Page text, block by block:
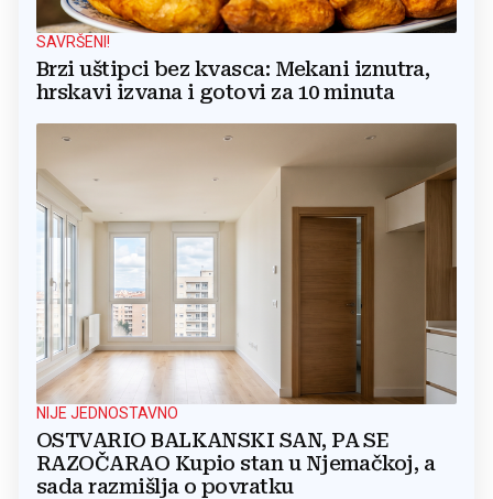
SAVRŠENI!
Brzi uštipci bez kvasca: Mekani iznutra,
hrskavi izvana i gotovi za 10 minuta
NIJE JEDNOSTAVNO
OSTVARIO BALKANSKI SAN, PA SE
RAZOČARAO Kupio stan u Njemačkoj, a
sada razmišlja o povratku